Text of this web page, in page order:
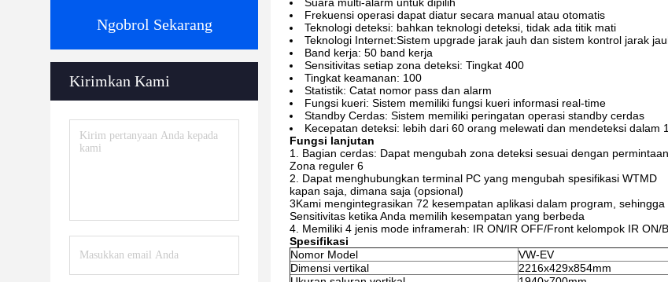
Ngobrol Sekarang
Kirimkan Kami
Frekuensi operasi dapat diatur secara manual atau otomatis
Teknologi deteksi: bahkan teknologi deteksi, tidak ada titik mati
Teknologi Internet:Sistem upgrade jarak jauh dan sistem kontrol jarak
Band kerja: 50 band kerja
Sensitivitas setiap zona deteksi: Tingkat 400
Tingkat keamanan: 100
Statistik: Catat nomor pass dan alarm
Fungsi kueri: Sistem memiliki fungsi kueri informasi real-time
Standby Cerdas: Sistem memiliki peringatan operasi standby cerdas
Kecepatan deteksi: lebih dari 60 orang melewati dan mendeteksi dalam
Fungsi lanjutan
1. Bagian cerdas: Dapat mengubah zona deteksi sesuai dengan
Zona reguler 6
2. Dapat menghubungkan terminal PC yang mengubah spesifikasi WTMD
kapan saja, dimana saja (opsional)
3Kami mengintegrasikan 72 kesempatan aplikasi dalam program,
Sensitivitas ketika Anda memilih kesempatan yang berbeda
4. Memiliki 4 jenis mode inframerah: IR ON/IR OFF/Front kelompok IR ON/
Spesifikasi
Nomor Model
VW-EV
Dimensi vertikal
2216x429x854mm